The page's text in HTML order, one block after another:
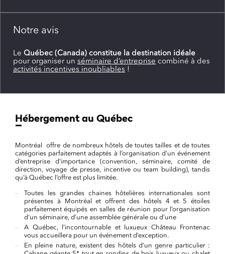
Notre avis
Le Québec (Canada) constitue la destination idéale
pour organiser un séminaire d’entreprise combiné à des
activités incentives inoubliables !
Hébergement au Québec
Montréal offre de nombreux hôtels de toutes tailles et de toutes
catégories parfaitement adaptés à l’organisation d’un événement
d’entreprise d’importance (convention, séminaire, comité de
direction, voyage de presse, incentive ou team building), tandis
qu’à Québec l’offre est plus limitée.
Toutes les grandes chaines hôtelières internationales sont
présentes à Montréal et offrent des hôtels 4 et 5 étoiles
parfaitement équipés en salles de réunion pour l’organisation
d’un séminaire, d’une assemblée générale ou d’une
A Québec, l’incontournable et luxueux Château Frontenac
vous accueillera pour un événement d’exception.
En pleine nature, existent des hôtels d’un genre particulier :